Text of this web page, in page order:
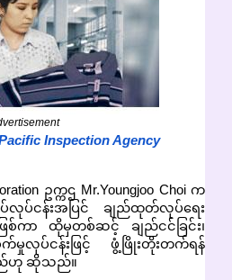
Inspection Agency
ဥက္ကဌ Mr.Youngjoo Choi က
လုပ်ငန်းအပြင် ချည်ထုတ်လုပ်ရေး
ကာ ထိုမှတစ်ဆင့် ချည်ငင်ခြင်း၊
လုပ်ငန်းဖြင့် ဖွံ့ဖြိုးတိုးတက်ရန်
ည်ဟု ဆိုသည်။